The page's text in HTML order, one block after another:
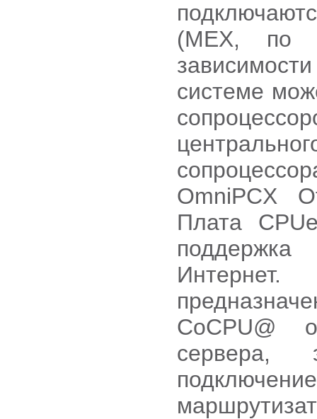
(MEX, по
системе
OmniPCX
Плата
CoCPU@
сервера,